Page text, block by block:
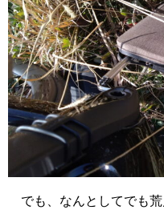
でも、なんとしてでも荒